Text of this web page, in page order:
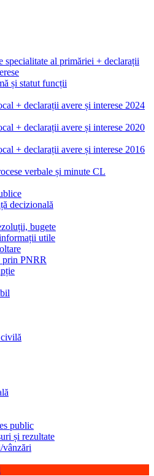
specialitate al primăriei + declarații
și statut funcții
+ declarații avere și interese 2024
+ declarații avere și interese 2020
+ declarații avere și interese 2016
verbale și minute CL
decizională
bugete
utile
prin PNRR
civilă
public
și rezultate